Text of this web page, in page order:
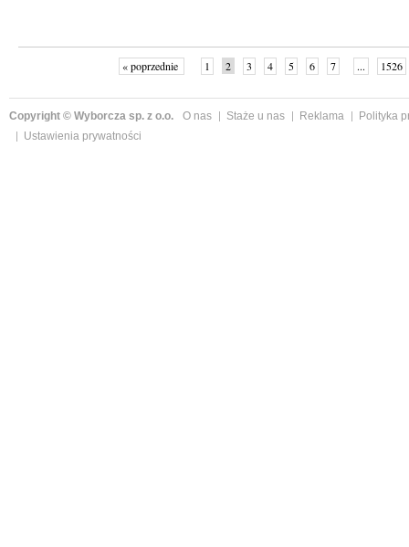
« poprzednie 1 2 3 4 5 6 7 ... 1526
Copyright © Wyborcza sp. z o.o. O nas Staże u nas Reklama
Polityka
Ustawienia prywatności